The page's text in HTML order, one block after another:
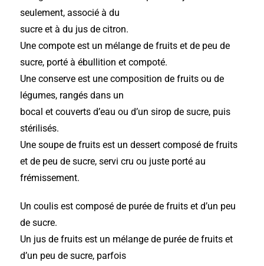
seulement, associé à du
sucre et à du jus de citron.
Une compote est un mélange de fruits et de peu de
sucre, porté à ébullition et compoté.
Une conserve est une composition de fruits ou de
légumes, rangés dans un
bocal et couverts d’eau ou d’un sirop de sucre, puis
stérilisés.
Une soupe de fruits est un dessert composé de fruits
et de peu de sucre, servi cru ou juste porté au
frémissement.
Un coulis est composé de purée de fruits et d’un peu
de sucre.
Un jus de fruits est un mélange de purée de fruits et
d’un peu de sucre, parfois